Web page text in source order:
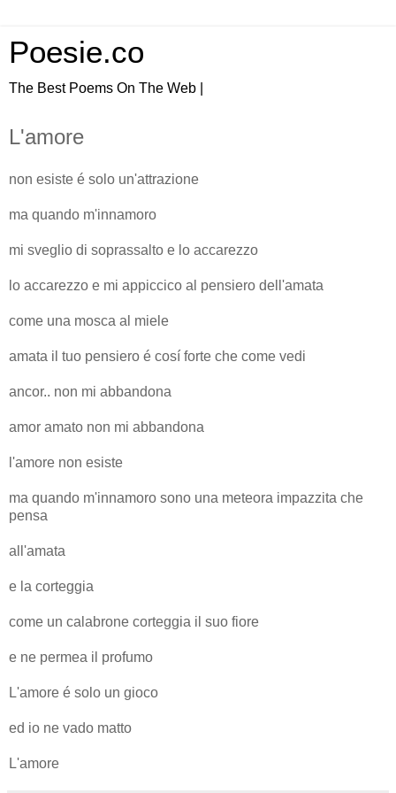
Poesie.co
The Best Poems On The Web |
L'amore
non esiste é solo un'attrazione
ma quando m'innamoro
mi sveglio di soprassalto e lo accarezzo
lo accarezzo e mi appiccico al pensiero dell'amata
come una mosca al miele
amata il tuo pensiero é cosí forte che come vedi
ancor.. non mi abbandona
amor amato non mi abbandona
l'amore non esiste
ma quando m'innamoro sono una meteora impazzita che
pensa
all'amata
e la corteggia
come un calabrone corteggia il suo fiore
e ne permea il profumo
L'amore é solo un gioco
ed io ne vado matto
L'amore